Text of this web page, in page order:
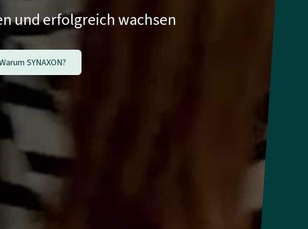
und erfolgreich wachsen
SYNAXON?